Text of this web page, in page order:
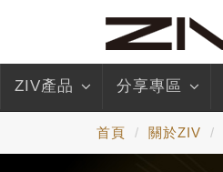
ZIV產品 分享專區
首頁 關於ZIV